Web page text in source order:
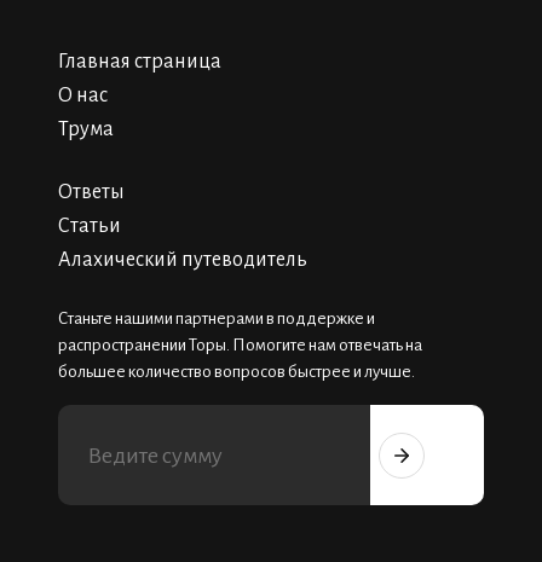
Главная страница
О нас
Трума
Ответы
Статьи
Алахический путеводитель
Станьте нашими партнерами в поддержке и
распространении Торы. Помогите нам отвечать на
большее количество вопросов быстрее и лучше.